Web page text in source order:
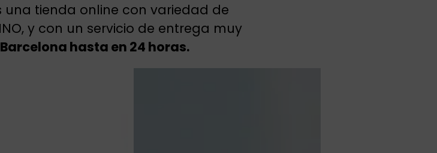
una tienda online con variedad de
y con un servicio de entrega muy
hasta en 24 horas.